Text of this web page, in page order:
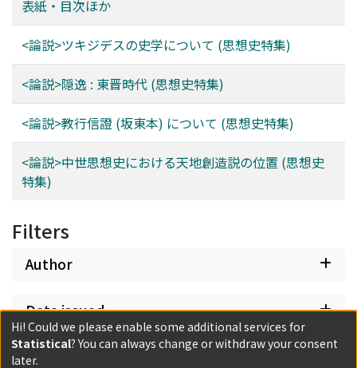
表紙・目次ほか
<論説>ツキジデスの史学について (思想史特集)
<論説>隠逸 : 東晋時代 (思想史特集)
<論説>教行信證 (坂東本) について (思想史特集)
<論説>中世思想史における天地創造説の位置 (思想史
特集)
Filters
Author
Date issued
Classification
Hi! Could we please enable some additional services for
Statistical? You can always change or withdraw your consent
later.